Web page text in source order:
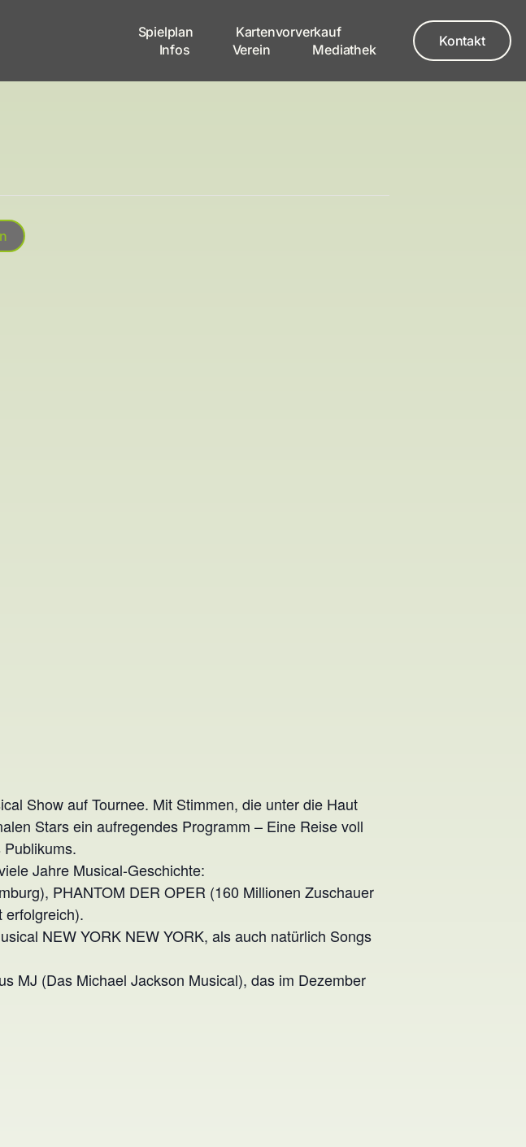
Spielplan
Kartenvorverkauf
Infos
Verein Mediathek
Kontakt
Show auf Tournee. Mit Stimmen, die unter die Haut
Stars ein aufregendes Programm – Eine Reise voll
Jahre Musical-Geschichte:
PHANTOM DER OPER (160 Millionen Zuschauer
erfolgreich).
NEW YORK NEW YORK, als auch natürlich Songs
MJ (Das Michael Jackson Musical), das im Dezember